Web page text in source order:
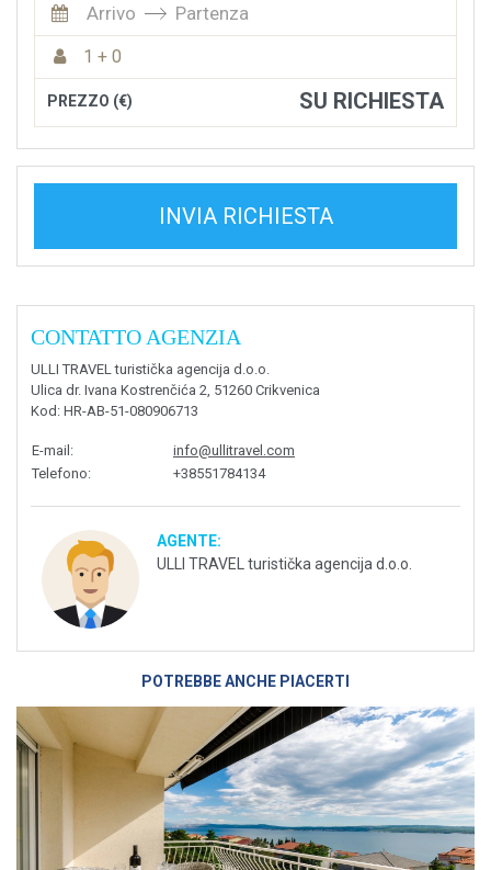
Arrivo Partenza
1 + 0
PREZZO (€) SU RICHIESTA
INVIA RICHIESTA
CONTATTO AGENZIA
ULLI TRAVEL turistička agencija d.o.o.
Ulica dr. Ivana Kostrenčića 2, 51260 Crikvenica
Kod : HR-AB-51-080906713
E-mail :
info@ullitravel.com
Telefono: +38551784134
AGENTE:
ULLI TRAVEL turistička agencija d.o.o.
POTREBBE ANCHE PIACERTI